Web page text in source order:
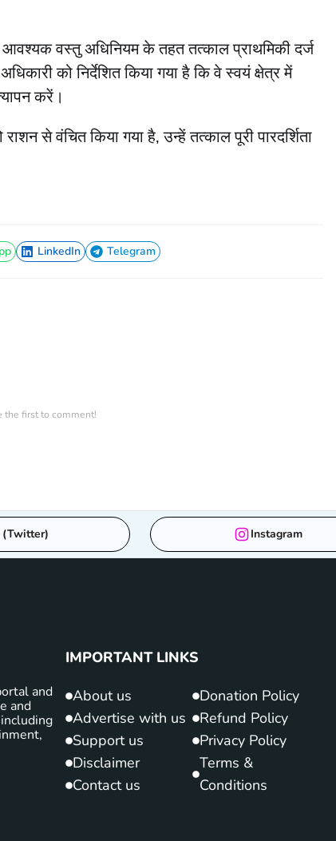
आवश्यक वस्तु अधिनियम के तहत तत्काल प्राथमिकी दर्ज
को निर्देशित किया गया है कि वे स्वयं क्षेत्र में
करें।
से वंचित किया गया है, उन्हें तत्काल पूरी पारदर्शिता
LinkedIn
LinkedIn
Telegram
Telegram
the first to comment!
(Twitter) Instagram
and
and
IMPORTANT LINKS
About us
Advertise with us
Support us
Disclaimer
Contact us
Donation Policy
Refund Policy
Privacy Policy
Terms &
Conditions